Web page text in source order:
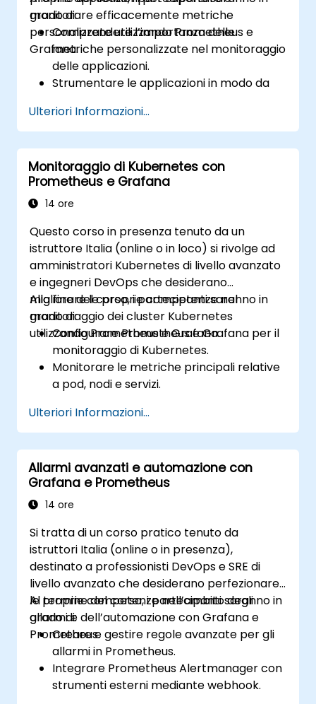
monitorare efficacemente metriche
personalizzate utilizzando Prometheus e
Grafana.
grado di:
Comprendere l’importanza delle
metriche personalizzate nel monitoraggio
delle applicazioni.
Strumentare le applicazioni in modo da
Prometheus.
Creare e configurare dashboard in
Grafana per visualizzare tali metriche.
Applicare le migliori pratiche per
integrare il monitoraggio nel ciclo di
sviluppo del software.
Ulteriori Informazioni...
Monitoraggio di Kubernetes con
Prometheus e Grafana
14 ore
Questo corso in presenza tenuto da un
istruttore Italia (online o in loco) si rivolge ad
amministratori Kubernetes di livello avanzato
e ingegneri DevOps che desiderano
migliorare le proprie competenze nel
monitoraggio dei cluster Kubernetes
utilizzando Prometheus e Grafana.
Alla fine del corso, i partecipanti saranno in
grado di:
Configurare Prometheus e Grafana per il
monitoraggio di Kubernetes.
Monitorare le metriche principali relative
a pod, nodi e servizi.
visualizzare lo stato di salute e le
prestazioni del cluster.
Implementare strategie di avviso per una
risoluzione tempestiva dei problemi.
Applicare best practice per la scalabilità
delle soluzioni di monitoraggio in ambienti
Ulteriori Informazioni...
Allarmi avanzati e automazione con
Grafana e Prometheus
14 ore
Si tratta di un corso pratico tenuto da
istruttori Italia (online o in presenza),
destinato a professionisti DevOps e SRE di
livello avanzato che desiderano perfezionare
le proprie competenze nell’ambito degli
allarmi e dell’automazione con Grafana e
Prometheus.
Al termine del corso, i partecipanti saranno in
grado di:
Creare e gestire regole avanzate per gli
allarmi in Prometheus.
Integrare Prometheus Alertmanager con
strumenti esterni mediante webhook.